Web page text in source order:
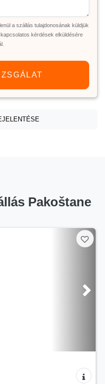
a szállás tulajdonosának küldjük
kérdések elküldésére
Pakoštane